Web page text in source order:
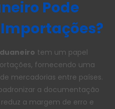
Pode
tem um papel
fornecendo uma
mercadorias entre países.
a documentação
a margem de erro e